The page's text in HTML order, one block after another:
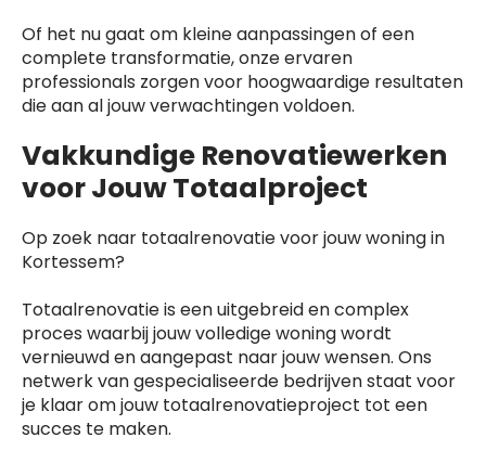
Of het nu gaat om kleine aanpassingen of een
complete transformatie, onze ervaren
professionals zorgen voor hoogwaardige resultaten
die aan al jouw verwachtingen voldoen.
Vakkundige Renovatiewerken
voor Jouw Totaalproject
Op zoek naar totaalrenovatie voor jouw woning in
Kortessem?
Totaalrenovatie is een uitgebreid en complex
proces waarbij jouw volledige woning wordt
vernieuwd en aangepast naar jouw wensen. Ons
netwerk van gespecialiseerde bedrijven staat voor
je klaar om jouw totaalrenovatieproject tot een
succes te maken.